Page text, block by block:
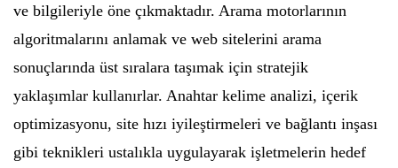
ve bilgileriyle öne çıkmaktadır. Arama motorlarının
algoritmalarını anlamak ve web sitelerini arama
sonuçlarında üst sıralara taşımak için stratejik
yaklaşımlar kullanırlar. Anahtar kelime analizi, içerik
optimizasyonu, site hızı iyileştirmeleri ve bağlantı inşası
gibi teknikleri ustalıkla uygulayarak işletmelerin hedef